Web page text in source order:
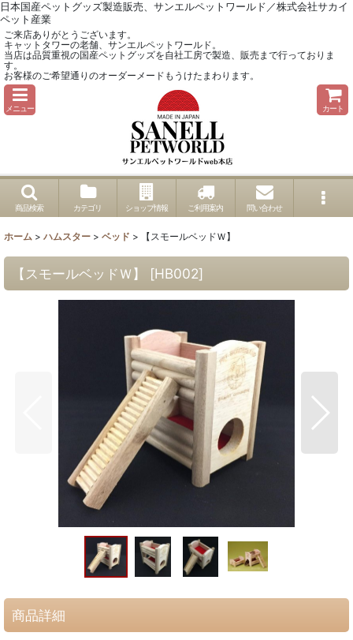
日本国産ペットグッズ製造販売、サンエルペットワールド／株式会社サカイ
ペット産業
ご来店ありがとうございます。
キャットタワーの老舗、サンエルペットワールド。
当店は品質重視の国産ペットグッズを自社工房で製造、販売まで行っておりま
す。
お客様のご希望通りのオーダーメードもうけたまわります。
メニュー カート
商品検索 カテゴリ ショップ情報 ご利用案内 問い合わせ
ホーム > ハムスター > ベッド > 【スモールベッドＷ】
【スモールベッドＷ】 [HB002]
商品詳細